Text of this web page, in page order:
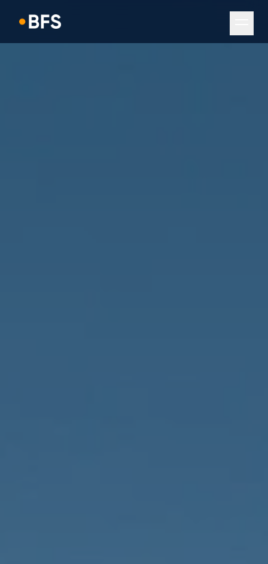
Navigation überspringen